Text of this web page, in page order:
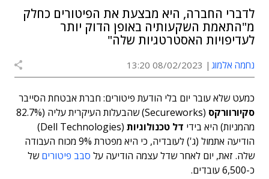
לדברי החברה, היא מבצעת את הפיטורים כחלק
מ"התאמת השקעותיה באופן הדוק יותר
לעדיפויות האסטרטגיות שלה"
נחמה אלמוג 08/02/2023 13:20
כמעט שלא עובר יום בלי הודעת פיטורים: חברת אבטחת הסייבר
סקיורוורקס
(Secureworks) שהבעלות העיקרית עליה (82.7%
מהמניות) היא בידי דל טכנולוגיות
(Dell Technologies)
הודיעה אתמול (ג') לעובדיה, כי היא מפטרת 9% מכוח העבודה
שלה. זאת, יום לאחר שדל עצמה הודיעה על סבב פיטוריםשל
כ-6,500 עובדים.